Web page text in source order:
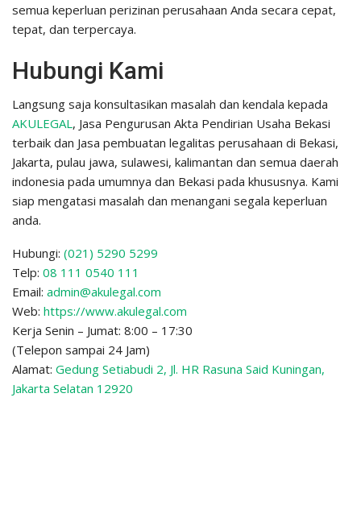
semua keperluan perizinan perusahaan Anda secara cepat,
tepat, dan terpercaya.
Hubungi Kami
Langsung saja konsultasikan masalah dan kendala kepada
AKULEGAL, Jasa Pengurusan Akta Pendirian Usaha Bekasi
terbaik dan Jasa pembuatan legalitas perusahaan di Bekasi,
Jakarta, pulau jawa, sulawesi, kalimantan dan semua daerah
indonesia pada umumnya dan Bekasi pada khususnya. Kami
siap mengatasi masalah dan menangani segala keperluan
anda.
Hubungi: (021) 5290 5299
Telp: 08 111 0540 111
Email: admin@akulegal.com
Web: https://www.akulegal.com
Kerja Senin – Jumat: 8:00 – 17:30
(Telepon sampai 24 Jam)
Alamat: Gedung Setiabudi 2, Jl. HR Rasuna Said Kuningan,
Jakarta Selatan 12920